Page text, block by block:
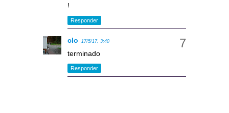
!
Responder
clo 17/5/17, 3:40
terminado
Responder